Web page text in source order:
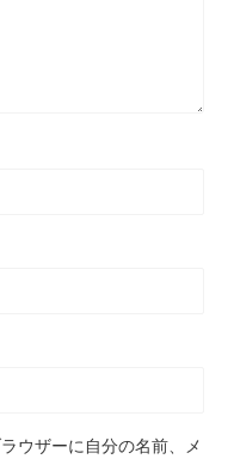
ウザーに自分の名前、メ